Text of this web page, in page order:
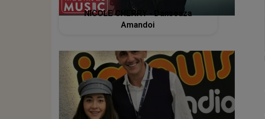
NICOLE CHERRY - Danseaza
Amandoi